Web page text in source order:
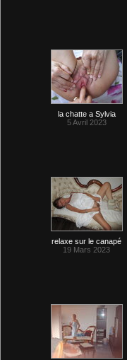
la chatte a Sylvia
5 Avril 2023
relaxe sur le canapé
19 Mars 2023